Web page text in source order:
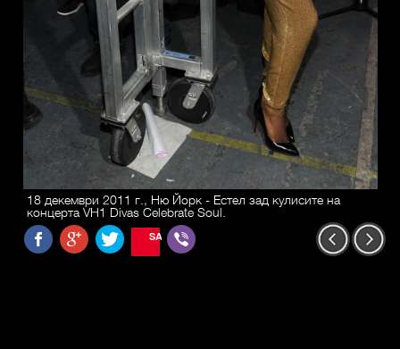
18 декември 2011 г., Ню Йорк - Естел зад кулисите на
концерта VH1 Divas Celebrate Soul.
SAVE